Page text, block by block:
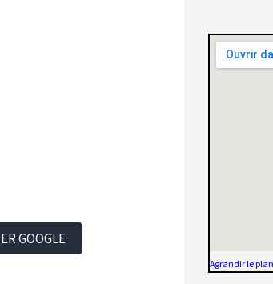
GOOGLE
Agrandir le plan